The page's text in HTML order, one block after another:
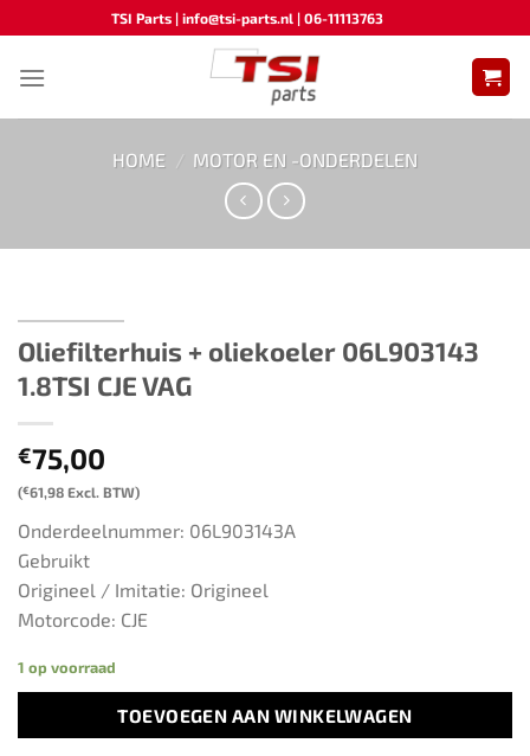
naar
inhoud
TSI Parts | info@tsi-parts.nl | 06-11113763
HOME / MOTOR EN -ONDERDELEN
Oliefilterhuis + oliekoeler 06L903143
1.8TSI CJE VAG
€75,00
(€61,98 Excl. BTW)
Onderdeelnummer: 06L903143A
Gebruikt
Origineel / Imitatie: Origineel
Motorcode: CJE
1 op voorraad
TOEVOEGEN AAN WINKELWAGEN